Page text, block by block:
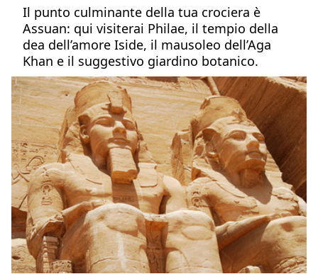
Il punto culminante della tua crociera è
Assuan: qui visiterai Philae, il tempio della
dea dell’amore Iside, il mausoleo dell’Aga
Khan e il suggestivo giardino botanico.